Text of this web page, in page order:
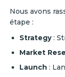
Nous avons
étape :
Strategy:
Market
Launch :